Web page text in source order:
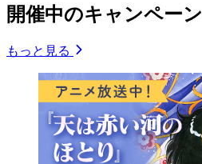
開催中のキャンペーン
もっと見る